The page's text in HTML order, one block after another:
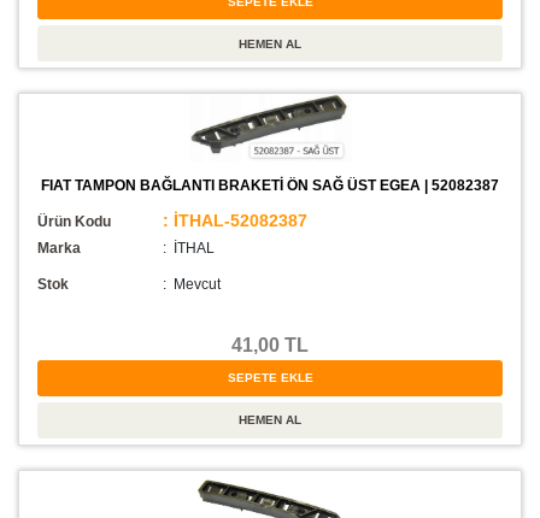
FIAT TAMPON BAĞLANTI BRAKETİ ÖN SAĞ ÜST EGEA | 52082387
Ürün Kodu : İTHAL-52082387
Marka : İTHAL
Stok : Mevcut
41,00 TL